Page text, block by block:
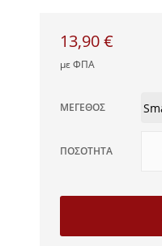
13,90 €
με ΦΠΑ
ΜΈΓΕΘΟΣ
ΠΟΣΌΤΗΤΑ